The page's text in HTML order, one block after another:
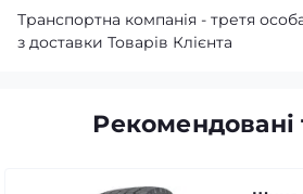
Транспортна компанія - третя
з доставки Товарів Клієнта
Рекомендовані